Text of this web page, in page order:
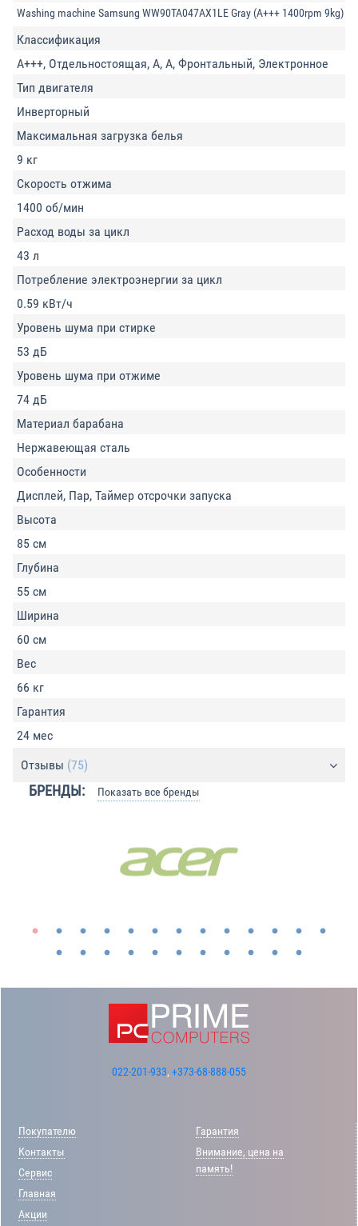
Washing machine Samsung WW90TA047AX1LE Gray (A+++ 1400rpm 9kg)
Классификация
A+++, Отдельностоящая, A, A, Фронтальный, Электронное
Тип двигателя
Инверторный
Максимальная загрузка белья
9 кг
Скорость отжима
1400 об/мин
Расход воды за цикл
43 л
Потребление электроэнергии за цикл
0.59 кВт/ч
Уровень шума при стирке
53 дБ
Уровень шума при отжиме
74 дБ
Материал барабана
Нержавеющая сталь
Особенности
Дисплей, Пар, Таймер отсрочки запуска
Высота
85 см
Глубина
55 см
Ширина
60 см
Вес
66 кг
Гарантия
24 мес
Отзывы (75)
БРЕНДЫ: Показать все бренды
022-201-933, +373-68-888-055
Покупателю
Контакты
Сервис
Главная
Акции
Гарантия
Внимание, цена на
память!